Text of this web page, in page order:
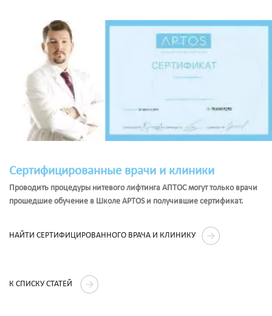
Сертифицированные врачи и клиники
Проводить процедуры нитевого лифтинга АПТОС могут только врачи
прошедшие обучение в Школе APTOS и получившие сертификат.
НАЙТИ СЕРТИФИЦИРОВАННОГО ВРАЧА И КЛИНИКУ
К СПИСКУ СТАТЕЙ